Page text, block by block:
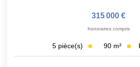
315 000 €
honoraires compris
5 pièce(s) 90 m²